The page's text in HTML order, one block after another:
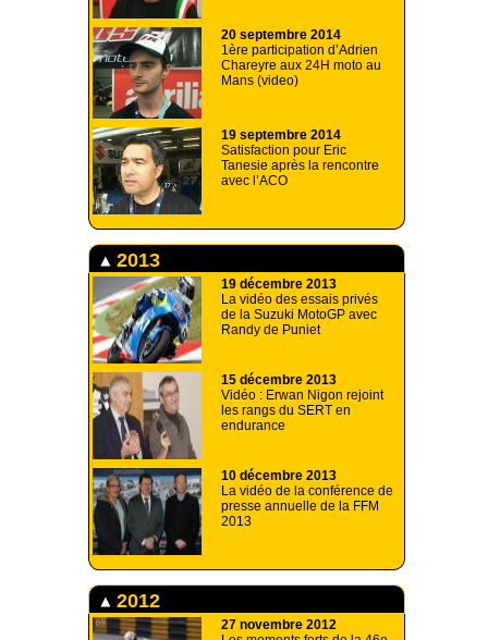
20 septembre 2014
1ère participation d’Adrien
Chareyre aux 24H moto au
Mans (video)
19 septembre 2014
Satisfaction pour Eric
Tanesie après la rencontre
avec l’ACO
2013
19 décembre 2013
La vidéo des essais privés
de la Suzuki MotoGP avec
Randy de Puniet
15 décembre 2013
Vidéo : Erwan Nigon rejoint
les rangs du SERT en
endurance
10 décembre 2013
La vidéo de la conférence de
presse annuelle de la FFM
2013
2012
27 novembre 2012